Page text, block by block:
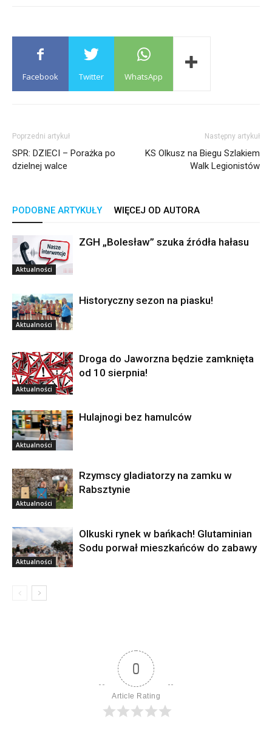
Facebook Twitter WhatsApp
Poprzedni artykuł
SPR: DZIECI – Porażka po
dzielnej walce
Następny artykuł
KS Olkusz na Biegu Szlakiem
Walk Legionistów
PODOBNE ARTYKUŁY WIĘCEJ OD AUTORA
Aktualności
ZGH „Bolesław” szuka źródła hałasu
Aktualności
Historyczny sezon na piasku!
Aktualności
Droga do Jaworzna będzie zamknięta
od 10 sierpnia!
Aktualności
Hulajnogi bez hamulców
Aktualności
Rzymscy gladiatorzy na zamku w
Rabsztynie
Aktualności
Olkuski rynek w bańkach! Glutaminian
Sodu porwał mieszkańców do zabawy
0
Article Rating